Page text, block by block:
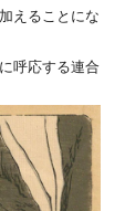
えることにな
呼応する連合